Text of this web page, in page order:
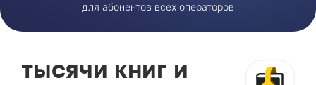
для абонентов всех операторов
тысячи книг и